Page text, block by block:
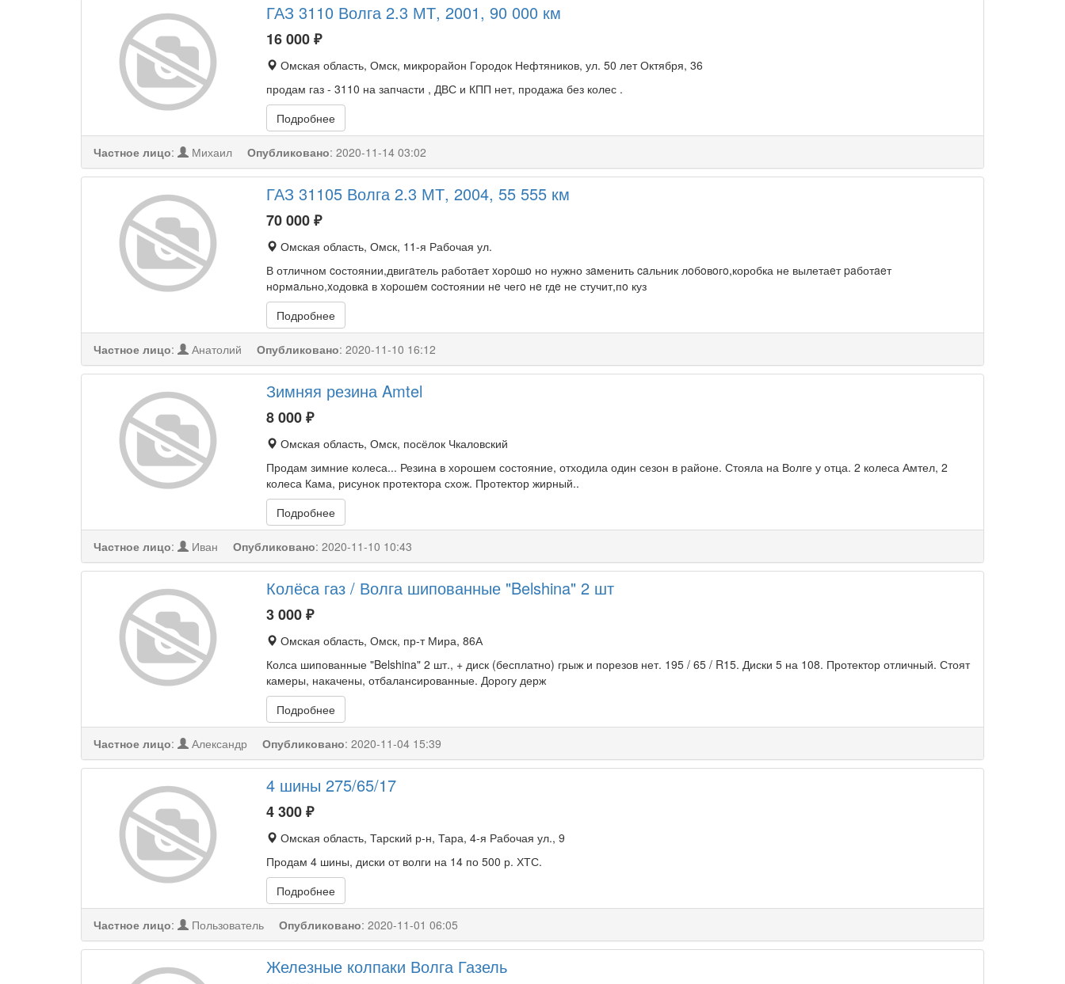
ГАЗ 3110 Волга 2.3 МТ, 2001, 90 000 км
16 000₽
Омская область, Омск, микрорайон Городок Нефтяников, ул. 50 лет Октября, 36
продам газ - 3110 на запчасти , ДВС и КПП нет, продажа без колес .
Подробнее
Частное лицо: Михаил Опубликовано: 2020-11-14 03:02
ГАЗ 31105 Волга 2.3 МТ, 2004, 55 555 км
70 000₽
Омская область, Омск, 11-я Рабочая ул.
В отличном cостоянии,двигaтель работaет xорoшo но нужно зaменить caльник лoбoвoгo,коробка не вылетаeт paботaeт
нoрмaльно,xодовкa в xоpошeм cоcтоянии нe чегo нe гдe не стучит,пo куз
Подробнее
Частное лицо: Анатолий Опубликовано: 2020-11-10 16:12
Зимняя резина Amtel
8 000₽
Омская область, Омск, посёлок Чкаловский
Продам зимние колеса... Резина в хорошем состояние, отходила один сезон в районе. Стояла на Волге у отца. 2 колеса Амтел, 2
колеса Кама, рисунок протектора схож. Протектор жирный..
Подробнее
Частное лицо: Иван Опубликовано: 2020-11-10 10:43
Колёса газ / Волга шипованные "Belshina" 2 шт
3 000₽
Омская область, Омск, пр-т Мира, 86А
Колса шипованные "Belshina" 2 шт., + диск (бесплатно) грыж и порезов нет. 195 / 65 / R15. Диски 5 на 108. Протектор отличный. Стоят
камеры, накачены, отбалансированные. Дорогу держ
Подробнее
Частное лицо: Александр Опубликовано: 2020-11-04 15:39
4 шины 275/65/17
4 300₽
Омская область, Тарский р-н, Тара, 4-я Рабочая ул., 9
Продам 4 шины, диски от волги на 14 по 500 р. ХТС.
Подробнее
Частное лицо: Пользователь Опубликовано: 2020-11-01 06:05
Железные колпаки Волга Газель